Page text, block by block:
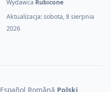
Wydawca Rubicone
Aktualizacja: sobota, 8 sierpnia
2026
Español Română Polski